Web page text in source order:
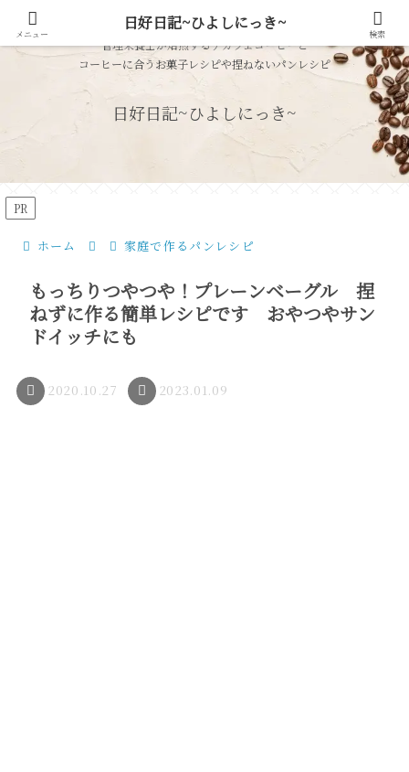
管理栄養士が焙煎するデカフェコーヒーと
コーヒーに合うお菓子レシピや捏ねないパンレシピ
日好日記~ひよしにっき~
PR
ホーム 家庭で作るパンレシピ
もっちりつやつや！プレーンベーグル 捏
ねずに作る簡単レシピです おやつやサン
ドイッチにも
2020.10.27 2023.01.09
メニュー
日好日記~ひよしにっき~
検索